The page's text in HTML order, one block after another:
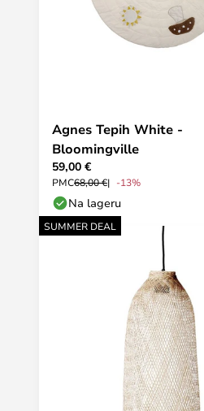
Agnes Tepih White -
Bloomingville
59,00 €
PMC68,00 € -13%
Na lageru
SUMMER DEAL